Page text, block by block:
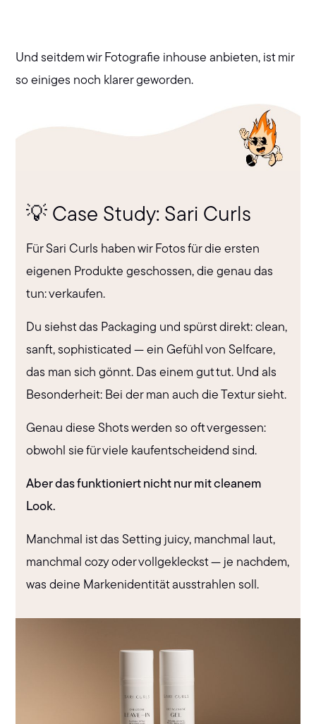
Und seitdem wir Fotografie inhouse anbieten, ist mir
so einiges noch klarer geworden.
💡 Case Study: Sari Curls
Für Sari Curls haben wir Fotos für die ersten
eigenen Produkte geschossen, die genau das
tun: verkaufen.
Du siehst das Packaging und spürst direkt: clean,
sanft, sophisticated — ein Gefühl von Selfcare,
das man sich gönnt. Das einem gut tut. Und als
Besonderheit: Bei der man auch die Textur sieht.
Genau diese Shots werden so oft vergessen:
obwohl sie für viele kaufentscheidend sind.
Aber das funktioniert nicht nur mit cleanem
Look.
Manchmal ist das Setting juicy, manchmal laut,
manchmal cozy oder vollgekleckst — je nachdem,
was deine Markenidentität ausstrahlen soll.